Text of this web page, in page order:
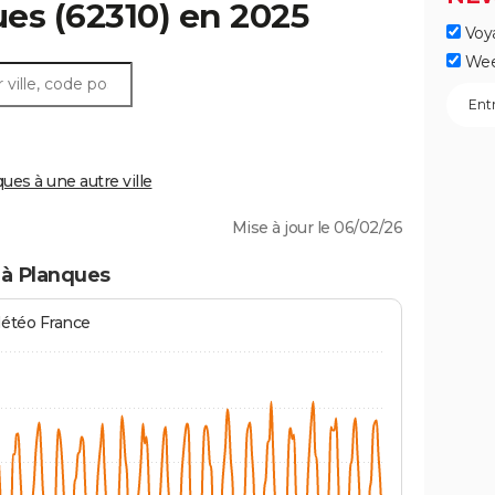
(62310) en 2025
à une autre ville
Mise à jour le 06/02/26
Planques
France